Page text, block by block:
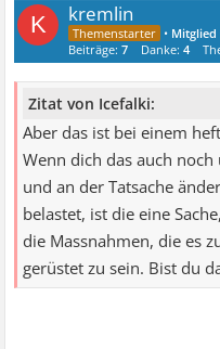
K kremlin
• Mitglied
Beiträge:7 Danke:4
Zitat von Icefalki:
Aber das ist bei einem
Wenn dich das auch
und an der Tatsache
belastet, ist die eine
die Massnahmen, die es
gerüstet zu sein. Bist du